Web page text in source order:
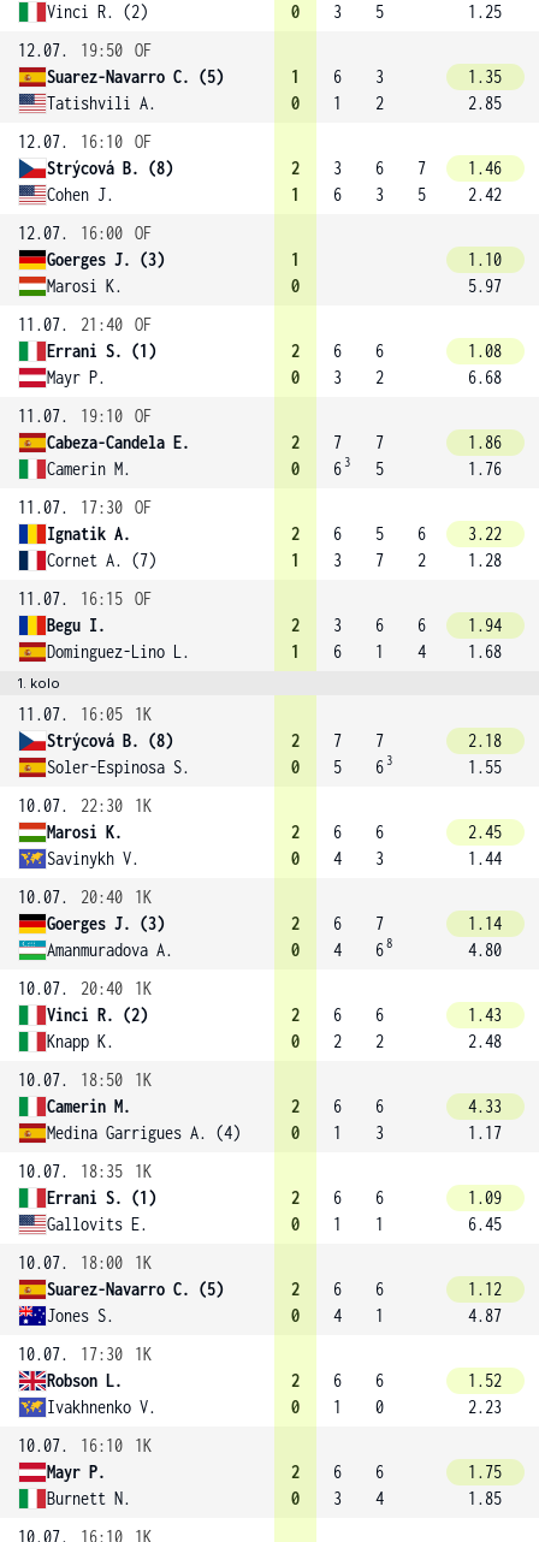
Vinci R. (2)
0
3
5
1.25
12.07.
19:50 OF
Suarez-Navarro C. (5)
Tatishvili A.
1
0
6
1
3
2
1.35
2.85
12.07.
16:10 OF
Strýcová B. (8)
Cohen J.
2
1
3
6
6
3
7
5
1.46
2.42
12.07.
16:00 OF
Goerges J. (3)
Marosi K.
1
0
1.10
5.97
11.07.
21:40 OF
Errani S. (1)
Mayr P.
2
0
6
3
6
2
1.08
6.68
11.07.
19:10 OF
Cabeza-Candela E.
Camerin M.
2
0
7
6 3
7
5
1.86
1.76
11.07.
17:30 OF
Ignatik A.
Cornet A. (7)
2
1
6
3
5
7
6
2
3.22
1.28
11.07.
16:15 OF
Begu I.
Dominguez-Lino L.
2
1
3
6
6
1
6
4
1.94
1.68
1. kolo
11.07. 16:05
1K
Strýcová B. (8)
Soler-Espinosa S.
2
0
7
5
7
6 3
2.18
1.55
10.07.
22:30
1K
Marosi K.
Savinykh V.
2
0
6
4
6
3
2.45
1.44
10.07.
20:40
1K
Goerges J. (3)
Amanmuradova A.
2
0
6
4
7
68
1.14
4.80
10.07.
20:40
1K
Vinci R. (2)
Knapp K.
2
0
6
2
6
2
1.43
2.48
10.07.
18:50
1K
Camerin M.
Medina Garrigues A. (4)
2
0
6
1
6
3
4.33
1.17
10.07.
18:35
1K
Errani S. (1)
Gallovits E.
2
0
6
1
6
1
1.09
6.45
10.07.
18:00
1K
Suarez-Navarro C. (5)
Jones S.
2
0
6
4
6
1
1.12
4.87
10.07.
17:30
1K
Robson L.
Ivakhnenko V.
2
0
6
1
6
0
1.52
2.23
10.07.
16:10
1K
Mayr P.
Burnett N.
2
0
6
3
6
4
1.75
1.85
10.07.
16:10 1K